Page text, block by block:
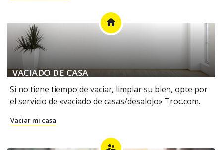
home
VACIADO DE CASA
Si no tiene tiempo de vaciar, limpiar su bien, opte por
el servicio de «vaciado de casas/desalojo» Troc.com.
Vaciar mi casa
supervisor_account